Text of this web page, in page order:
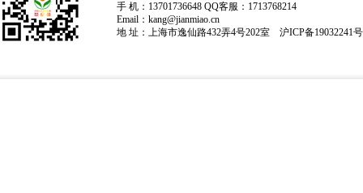
手 机：13701736648 QQ客服：1713768214
Email：kang@jianmiao.cn
地 址：上海市逸仙路432弄4号202室 沪ICP备19032241